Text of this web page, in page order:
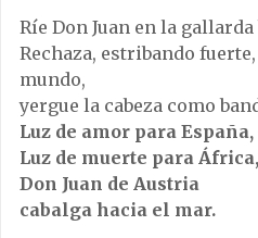
Ríe Don Juan en la
Rechaza, estribando
mundo,
yergue la cabeza como
Luz de amor para España,
Luz de muerte para
Don Juan de Austria
cabalga hacia el mar.